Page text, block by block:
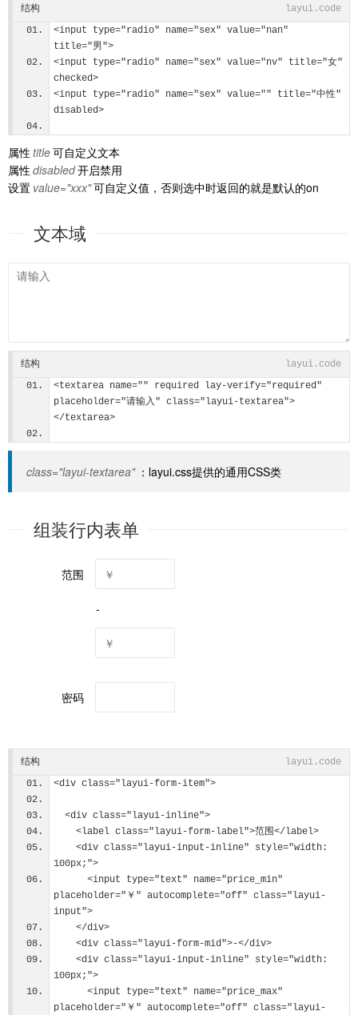
结构
layui.code
<input type="radio" name="sex" value="nan"
title="男">
<input type="radio" name="sex" value="nv" title="女"
checked>
<input type="radio" name="sex" value="" title="中性"
disabled>
属性 title可自定义文本
属性 disabled开启禁用
设置 value="xxx"可自定义值，否则选中时返回的就是默认的on
文本域
结构
layui.code
<textarea name="" required lay-verify="required"
placeholder="请输入" class="layui-textarea">
</textarea>
class="layui-textarea" ：layui.css提供的通用CSS类
组装行内表单
范围
-
密码
结构
layui.code
<div class="layui-form-item">
  <div class="layui-inline">
    <label class="layui-form-label">范围</label>
100px;">
placeholder="￥" autocomplete="off" class="layui-
input">
    </div>
    <div class="layui-form-mid">-</div>
100px;">
placeholder="￥" autocomplete="off" class="layui-